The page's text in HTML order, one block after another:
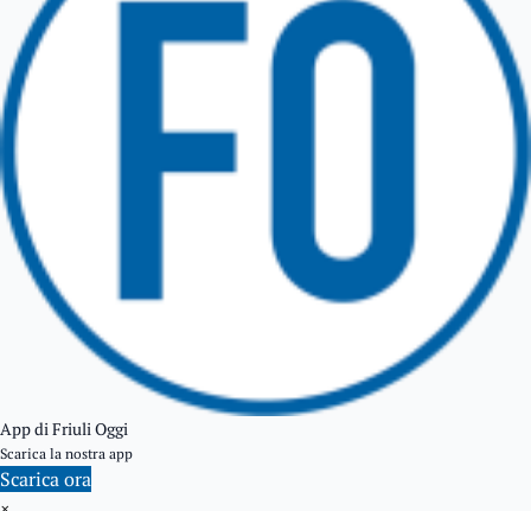
GEMONA DEL FRIULI
App di Friuli Oggi
Scarica la nostra app
Scarica ora